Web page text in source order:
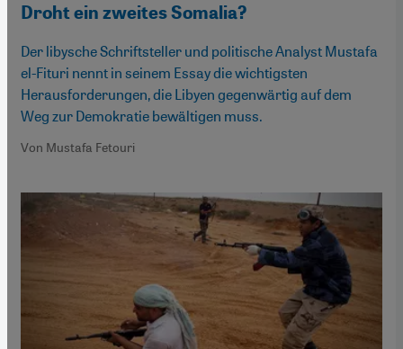
Droht ein zweites Somalia?
Der libysche Schriftsteller und politische Analyst Mustafa
el-Fituri nennt in seinem Essay die wichtigsten
Herausforderungen, die Libyen gegenwärtig auf dem
Weg zur Demokratie bewältigen muss.
Von Mustafa Fetouri